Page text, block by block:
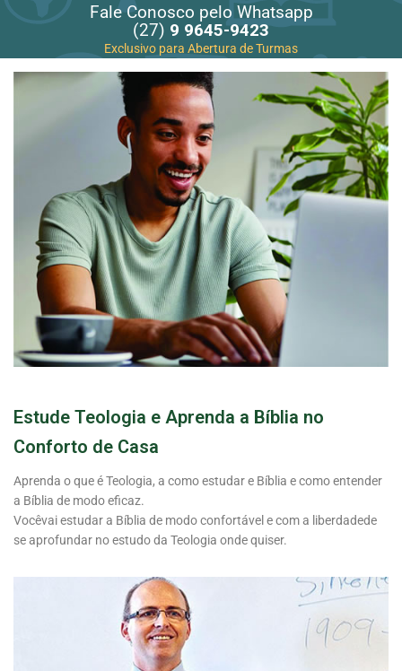
Fale Conosco pelo Whatsapp
(27) 9 9645-9423
Exclusivo para Abertura de Turmas
Estude Teologia e Aprenda a Bíblia no
Conforto de Casa
Aprenda o que é Teologia, a como estudar e Bíblia e como entender
a Bíblia de modo eficaz.
Vocêvai estudar a Bíblia de modo confortável e com a liberdadede
se aprofundar no estudo da Teologia onde quiser.